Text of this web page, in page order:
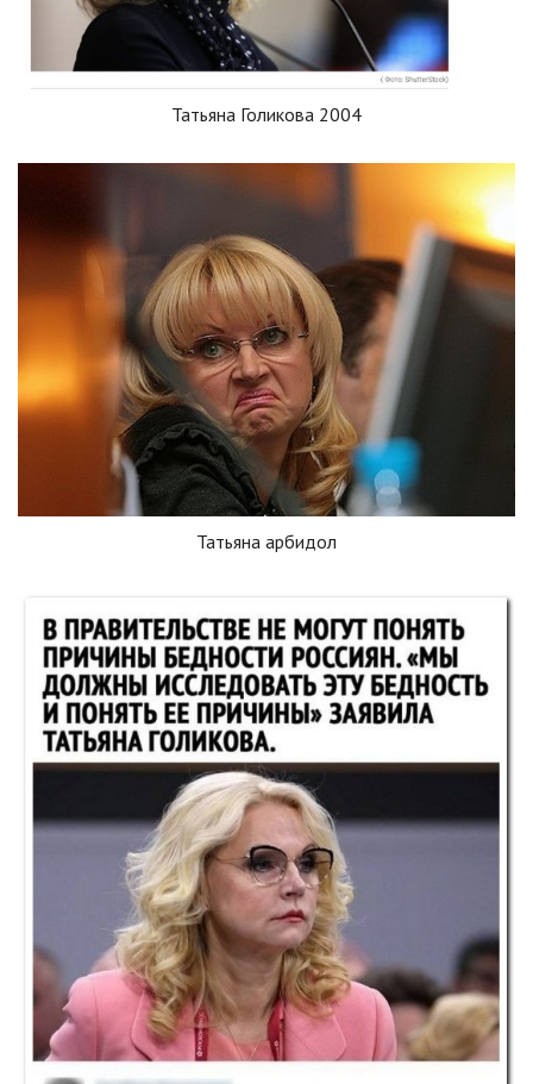
Татьяна Голикова 2004
Татьяна арбидол